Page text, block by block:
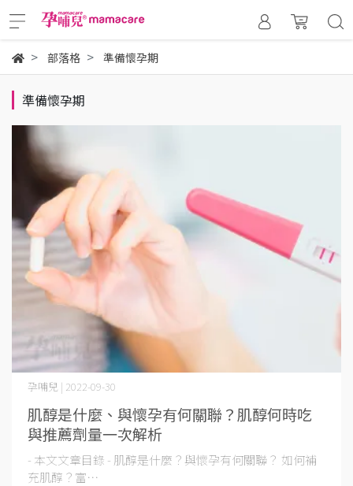
部落格 準備懷孕期
準備懷孕期
肌醇是什麼、與懷孕有何關聯？肌醇何時吃
與推薦劑量一次解析
孕哺兒 | 2022-09-30
- 本文文章目錄 - 肌醇是什麼？與懷孕有何關聯？ 如何補
充肌醇？富⋯